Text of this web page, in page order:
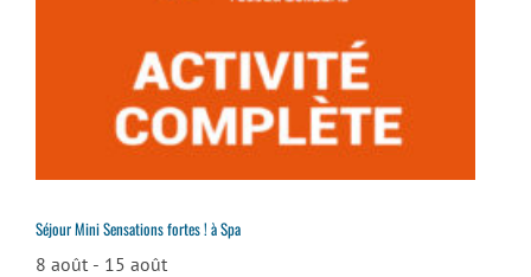
Séjour Mini Sensations fortes ! à Spa
8 août - 15 août